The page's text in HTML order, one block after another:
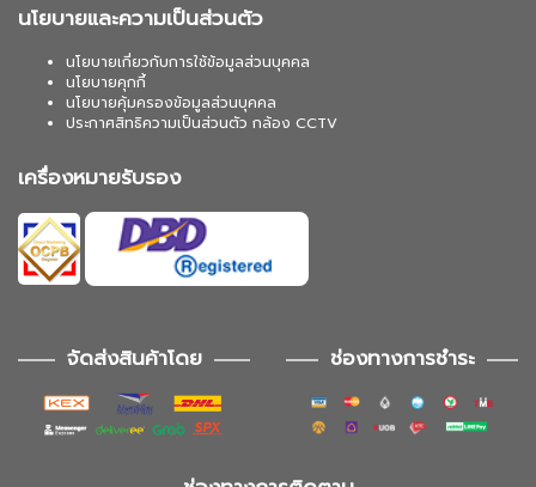
นโยบายและความเป็นส่วนตัว
นโยบายเกี่ยวกับการใช้ข้อมูลส่วนบุคคล
นโยบายคุกกี้
นโยบายคุ้มครองข้อมูลส่วนบุคคล
ประกาศสิทธิความเป็นส่วนตัว กล้อง CCTV
เครื่องหมายรับรอง
จัดส่งสินค้าโดย ช่องทางการชำระ